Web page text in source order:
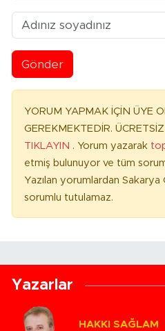
Gönder
YORUM YAPMAK İÇİN ÜYE
GEREKMEKTEDİR.
TIKLAYIN . Yorum yazarak
etmiş bulunuyor ve tüm
Yazılan yorumlardan
sorumlu tutulamaz.
Yazarlar
HAKKI SAĞLAM